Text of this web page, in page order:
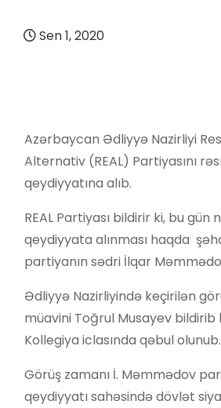
Sen 1, 2020
Azərbaycan Ədliyyə Nazirliyi
Alternativ (REAL) Partiyasını
qeydiyyatına alıb.
REAL Partiyası bildirir ki, bu gün
qeydiyyata alınması haqda
partiyanın sədri İlqar
Ədliyyə Nazirliyində keçirilən
müavini Toğrul Musayev bildirib
Kollegiya iclasında qəbul olunub.
Görüş zamanı İ. Məmmədov
qeydiyyatı sahəsində dövlət